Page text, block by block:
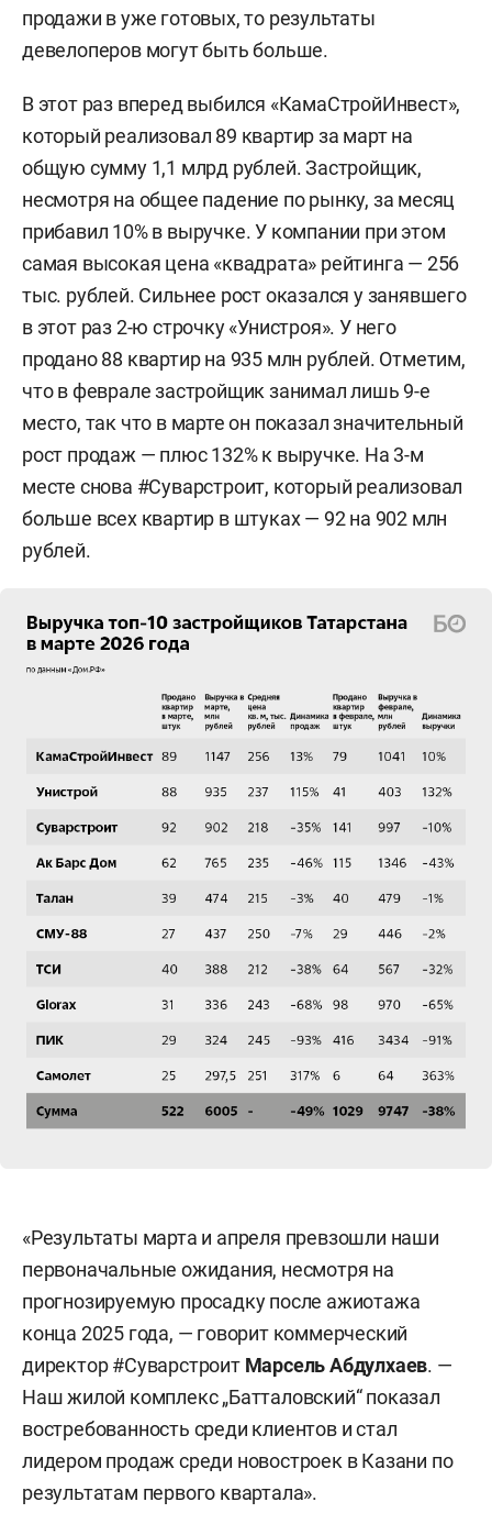
продажи в уже готовых, то результаты
девелоперов могут быть больше.
В этот раз вперед выбился «КамаСтройИнвест»,
который реализовал 89 квартир за март на
общую сумму 1,1 млрд рублей. Застройщик,
несмотря на общее падение по рынку, за месяц
прибавил 10% в выручке. У компании при этом
самая высокая цена «квадрата» рейтинга — 256
тыс. рублей. Сильнее рост оказался у занявшего
в этот раз 2-ю строчку «Унистроя». У него
продано 88 квартир на 935 млн рублей. Отметим,
что в феврале застройщик занимал лишь 9-е
место, так что в марте он показал значительный
рост продаж — плюс 132% к выручке. На 3-м
месте снова #Суварстроит, который реализовал
больше всех квартир в штуках — 92 на 902 млн
рублей.
«Результаты марта и апреля превзошли наши
первоначальные ожидания, несмотря на
прогнозируемую просадку после ажиотажа
конца 2025 года, — говорит коммерческий
директор #Суварстроит Марсель Абдулхаев. —
Наш жилой комплекс „Батталовский“ показал
востребованность среди клиентов и стал
лидером продаж среди новостроек в Казани по
результатам первого квартала».